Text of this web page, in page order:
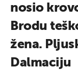
nosio
Brodu
žena.
Dalmaciju